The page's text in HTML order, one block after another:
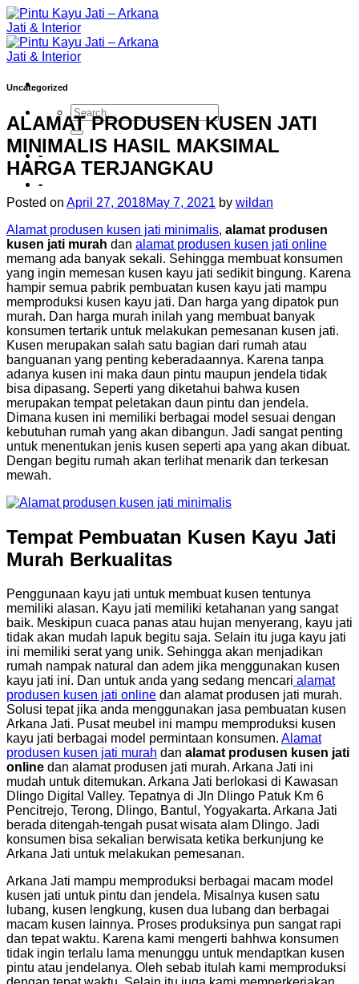
Skip
to
content
-
-
Uncategorized
ALAMAT PRODUSEN KUSEN JATI
MINIMALIS HASIL MAKSIMAL
HARGA TERJANGKAU
Posted on April 27, 2018May 7, 2021 by wildan
Alamat produsen kusen jati minimalis, alamat produsen
kusen jati murah dan alamat produsen kusen jati online
memang ada banyak sekali. Sehingga membuat konsumen
yang ingin memesan kusen kayu jati sedikit bingung. Karena
hampir semua pabrik pembuatan kusen kayu jati mampu
memproduksi kusen kayu jati. Dan harga yang dipatok pun
murah. Dan harga murah inilah yang membuat banyak
konsumen tertarik untuk melakukan pemesanan kusen jati.
Kusen merupakan salah satu bagian dari rumah atau
banguanan yang penting keberadaannya. Karena tanpa
adanya kusen ini maka daun pintu maupun jendela tidak
bisa dipasang. Seperti yang diketahui bahwa kusen
merupakan tempat peletakan daun pintu dan jendela.
Dimana kusen ini memiliki berbagai model sesuai dengan
kebutuhan rumah yang akan dibangun. Jadi sangat penting
untuk menentukan jenis kusen seperti apa yang akan dibuat.
Dengan begitu rumah akan terlihat menarik dan terkesan
mewah.
Tempat Pembuatan Kusen Kayu Jati
Murah Berkualitas
Penggunaan kayu jati untuk membuat kusen tentunya
memiliki alasan. Kayu jati memiliki ketahanan yang sangat
baik. Meskipun cuaca panas atau hujan menyerang, kayu jati
tidak akan mudah lapuk begitu saja. Selain itu juga kayu jati
ini memiliki serat yang unik. Sehingga akan menjadikan
rumah nampak natural dan adem jika menggunakan kusen
kayu jati ini. Dan untuk anda yang sedang mencari alamat
produsen kusen jati online dan alamat produsen jati murah.
Solusi tepat jika anda menggunakan jasa pembuatan kusen
Arkana Jati. Pusat meubel ini mampu memproduksi kusen
kayu jati berbagai model permintaan konsumen. Alamat
produsen kusen jati murah dan alamat produsen kusen jati
online dan alamat produsen jati murah. Arkana Jati ini
mudah untuk ditemukan. Arkana Jati berlokasi di Kawasan
Dlingo Digital Valley. Tepatnya di Jln Dlingo Patuk Km 6
Pencitrejo, Terong, Dlingo, Bantul, Yogyakarta. Arkana Jati
berada ditengah-tengah pusat wisata alam Dlingo. Jadi
konsumen bisa sekalian berwisata ketika berkunjung ke
Arkana Jati untuk melakukan pemesanan.
Arkana Jati mampu memproduksi berbagai macam model
kusen jati untuk pintu dan jendela. Misalnya kusen satu
lubang, kusen lengkung, kusen dua lubang dan berbagai
macam kusen lainnya. Proses produksinya pun sangat rapi
dan tepat waktu. Karena kami mengerti bahhwa konsumen
tidak ingin terlalu lama menunggu untuk mendaptkan kusen
pintu atau jendelanya. Oleh sebab itulah kami memproduksi